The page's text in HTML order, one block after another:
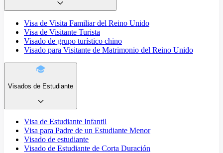
Visa de Visita Familiar del Reino Unido
Visa de Visitante Turista
Visado de grupo turístico chino
Visado para Visitante de Matrimonio del Reino Unido
Visados de Estudiante
Visa de Estudiante Infantil
Visa para Padre de un Estudiante Menor
Visado de estudiante
Visado de Estudiante de Corta Duración